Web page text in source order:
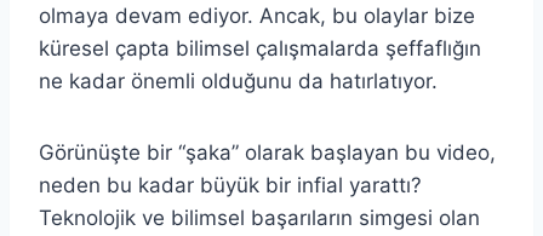
olmaya devam ediyor. Ancak, bu olaylar bize
küresel çapta bilimsel çalışmalarda şeffaflığın
ne kadar önemli olduğunu da hatırlatıyor.
Görünüşte bir “şaka” olarak başlayan bu video,
neden bu kadar büyük bir infial yarattı?
Teknolojik ve bilimsel başarıların simgesi olan